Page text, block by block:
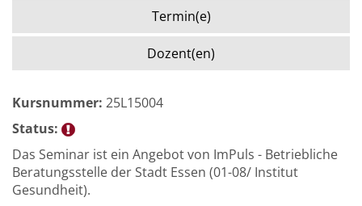
Termin(e)
Dozent(en)
Kursnummer: 25L15004
Status:
Das Seminar ist ein Angebot von ImPuls - Betriebliche
Beratungsstelle der Stadt Essen (01-08/ Institut
Gesundheit).